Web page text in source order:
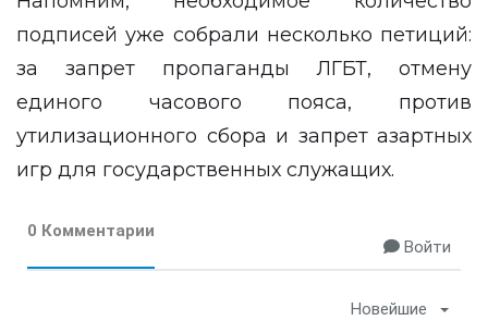
подписей уже собрали несколько петиций:
за запрет пропаганды ЛГБТ, отмену
единого часового пояса, против
утилизационного сбора и запрет азартных
игр для государственных служащих.
0 Комментарии
Войти
Новейшие